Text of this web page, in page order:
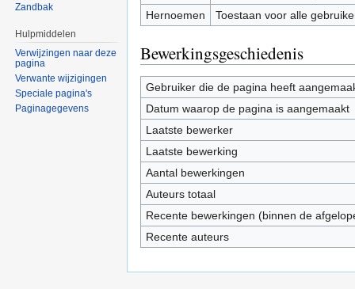
Hernoemen
Toestaan voor alle
Bewerkingsgeschiedenis
Gebruiker die de pagina heeft
Datum waarop de pagina is aangemaakt
Laatste bewerker
Laatste bewerking
Aantal bewerkingen
Auteurs totaal
Recente bewerkingen (binnen de
Recente auteurs
Zandbak
Hulpmiddelen
Verwijzingen naar deze
pagina
Verwante wijzigingen
Speciale pagina's
Paginagegevens